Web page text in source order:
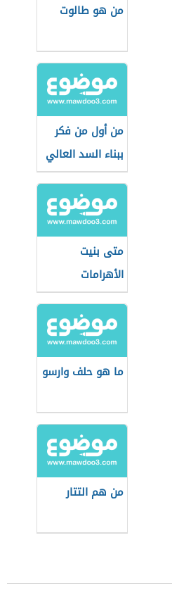
من هو طالوت
من أول من فكر
ببناء السد العالي
متى بنيت
الأهرامات
ما هو حلف وارسو
من هم التتار